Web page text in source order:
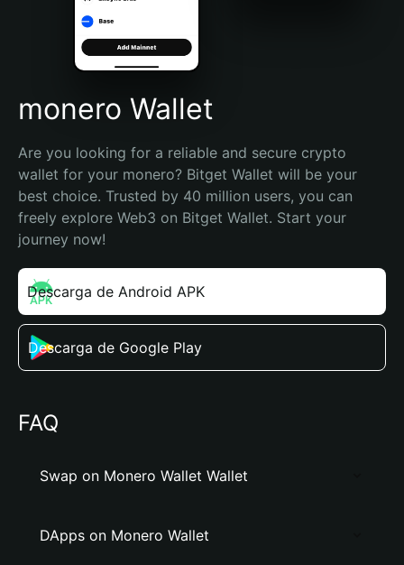
Português (Brasil)
Español (Argentina)
monero Wallet
Are you looking for a reliable and secure crypto
wallet for your monero? Bitget Wallet will be your
best choice. Trusted by 40 million users, you can
freely explore Web3 on Bitget Wallet. Start your
journey now!
Descarga de Android APK
Descarga de Google Play
FAQ
Swap on Monero Wallet Wallet
DApps on Monero Wallet